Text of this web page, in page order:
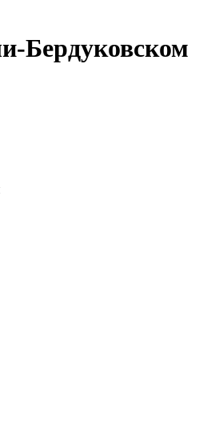
Бердуковском